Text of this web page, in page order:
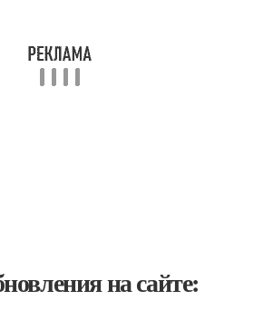
на сайте: